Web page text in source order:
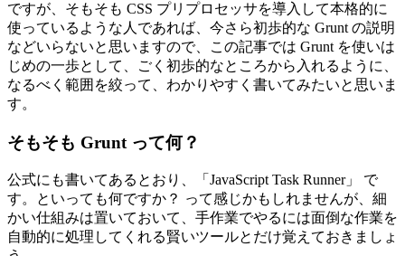
ですが、そもそも CSS プリプロセッサを導入して本格的に
使っているような人であれば、今さら初歩的な Grunt の説明
などいらないと思いますので、この記事では Grunt を使いは
じめの一歩として、ごく初歩的なところから入れるように、
なるべく範囲を絞って、わかりやすく書いてみたいと思いま
す。
そもそも Grunt って何？
公式にも書いてあるとおり、「JavaScript Task Runner」 で
す。といっても何ですか？ って感じかもしれませんが、細
かい仕組みは置いておいて、手作業でやるには面倒な作業を
自動的に処理してくれる賢いツールとだけ覚えておきましょ